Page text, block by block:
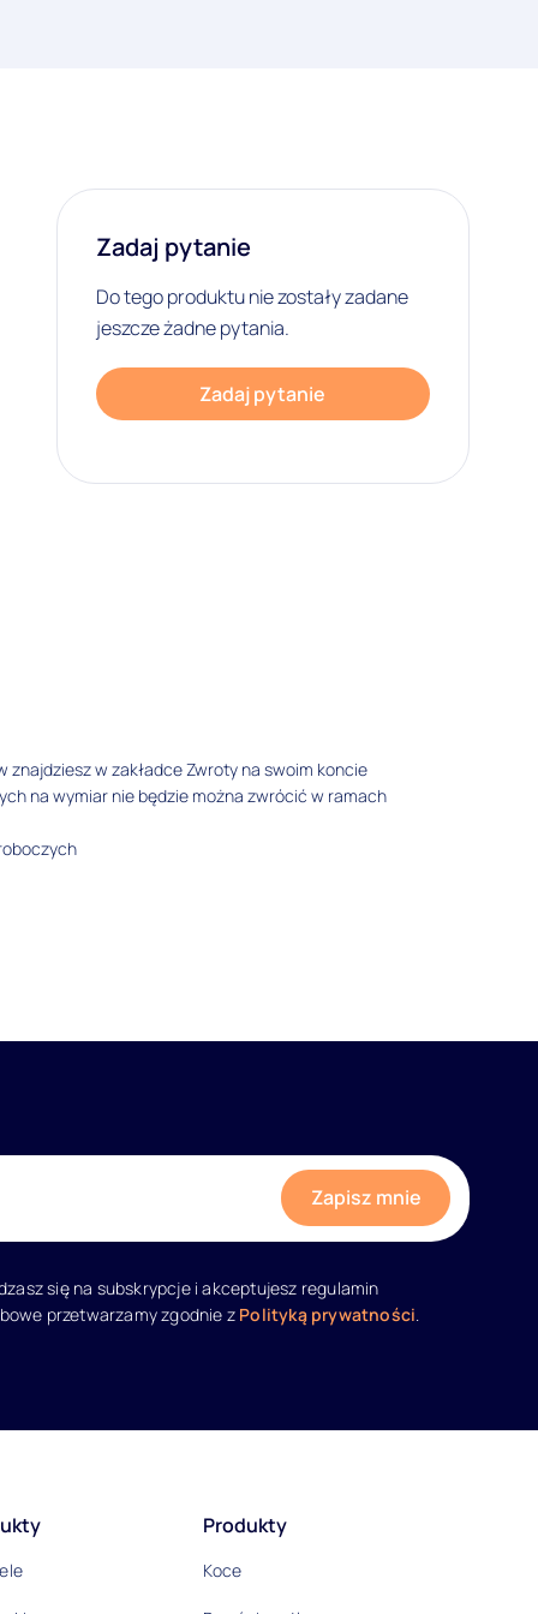
Zadaj pytanie
Do tego produktu nie zostały zadane
jeszcze żadne pytania.
Zadaj pytanie
w zakładce Zwroty na swoim koncie
na wymiar nie będzie można zwrócić w ramach
się na subskrypcje i akceptujesz regulamin
przetwarzamy zgodnie z Polityką prywatności.
Produkty
Koce